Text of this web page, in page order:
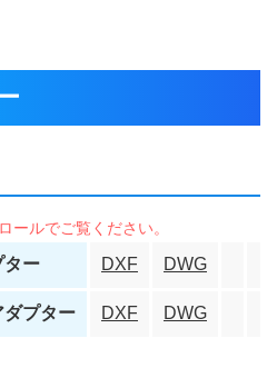
ター DXF DWG
ダプター DXF DWG